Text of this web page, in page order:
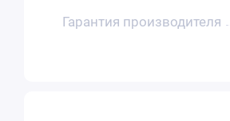
Гарантия производителя